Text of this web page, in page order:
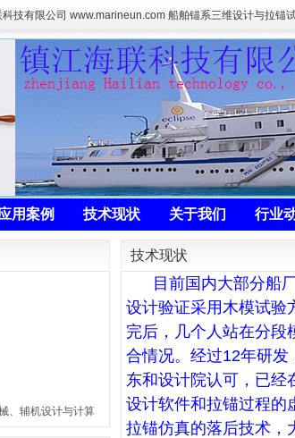
技有限公司 www.marineun.com 船舶锚系三维设计与拉锚
用案例 技术现状 关于我们 行业
、辅机设计与计算
技术现状
目前国内大部分船厂
设计验证采用木模试验
完后，几个人站在分段
合情况。经过12年研
东和设计院认可，已经
设计软件和拉锚过程的
拉锚仿真的落后技术，